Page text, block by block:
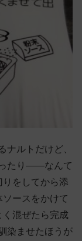
ルトだけど、
ったり——なんて
をしてから添
ースをかけて
く混ぜたら完成
染ませたほうが